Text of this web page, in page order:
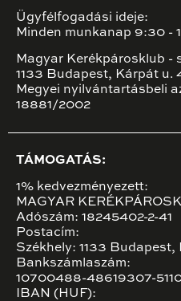
Ügyfélfogadási ideje:
Minden munkanap 9:30 -
Magyar Kerékpárosklub -
1133 Budapest, Kárpát u.
Megyei nyilvántartásbeli
18881/2002
TÁMOGATÁS:
1% kedvezményezett:
MAGYAR
Adószám: 18245402-2-41
Postacím:
Székhely: 1133 Budapest,
Bankszámlaszám:
10700488-48619307-
IBAN (HUF):